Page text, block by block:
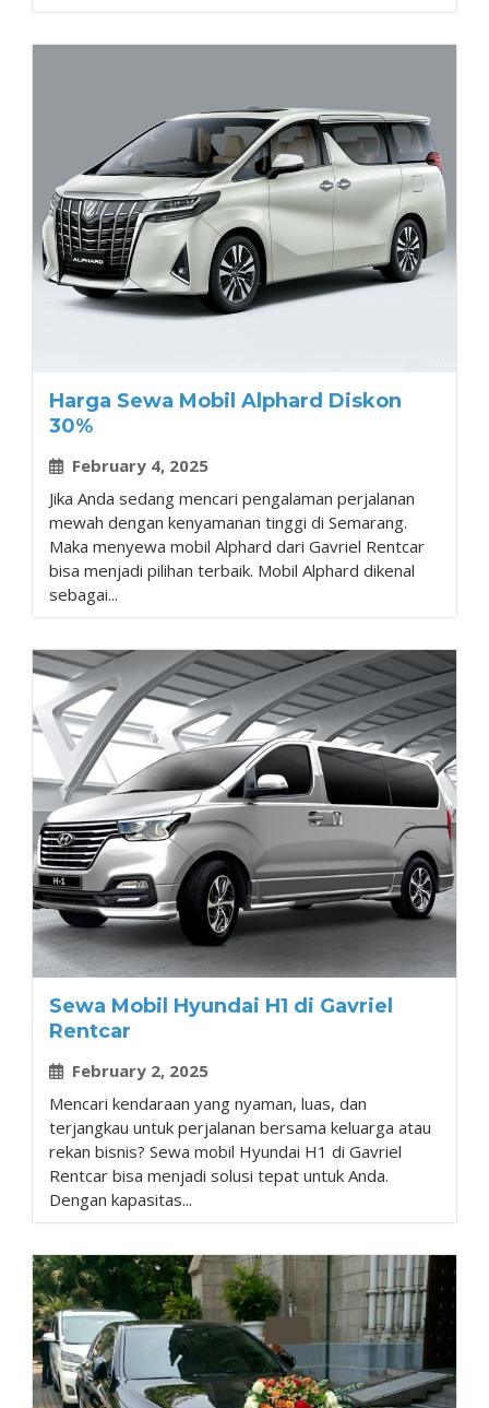
Harga Sewa Mobil Alphard Diskon
30%
February 4, 2025
Jika Anda sedang mencari pengalaman perjalanan
mewah dengan kenyamanan tinggi di Semarang.
Maka menyewa mobil Alphard dari Gavriel Rentcar
bisa menjadi pilihan terbaik. Mobil Alphard dikenal
sebagai...
Sewa Mobil Hyundai H1 di Gavriel
Rentcar
February 2, 2025
Mencari kendaraan yang nyaman, luas, dan
terjangkau untuk perjalanan bersama keluarga atau
rekan bisnis? Sewa mobil Hyundai H1 di Gavriel
Rentcar bisa menjadi solusi tepat untuk Anda.
Dengan kapasitas...